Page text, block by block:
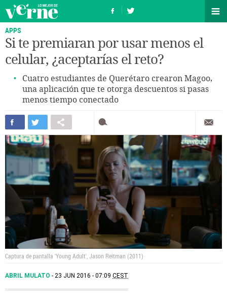
APPS
Si te premiaran por usar menos el
celular, ¿aceptarías el reto?
Cuatro estudiantes de Querétaro crearon Magoo,
una aplicación que te otorga descuentos si pasas
menos tiempo conectado
Captura de pantalla 'Young Adult', Jason Reitman (2011)
ABRIL MULATO 23 JUN 2016 - 07:09 CEST